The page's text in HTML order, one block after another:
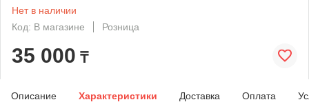
Нет в наличии
Код: В магазине
Розница
35 000 ₸
Описание Характеристики Доставка Оплата